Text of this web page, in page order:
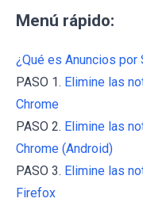
Menú rápido:
¿Qué es Anuncios por
PASO 1. Elimine las
Chrome
PASO 2. Elimine las
Chrome (Android)
PASO 3. Elimine las
Firefox